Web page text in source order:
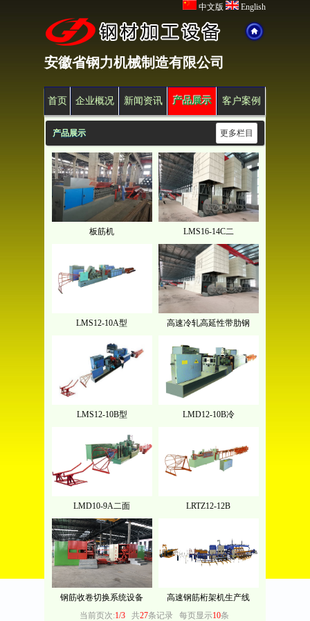
中文版 English
安徽省钢力机械制造有限公司
首页 企业概况 新闻资讯 产品展示 客户案例
更多栏目
产品展示
板筋机 LMS16-14C二
LMS12-10A型 高速冷轧高延性带肋钢
LMS12-10B型 LMD12-10B冷
LMD10-9A二面 LRTZ12-12B
钢筋收卷切换系统设备
高速钢筋桁架机生产线
当前页次:1/3 共27条记录 每页显示10条